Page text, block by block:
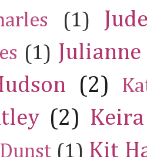
(1)
(1)
(2)
(2)
(1) Kit